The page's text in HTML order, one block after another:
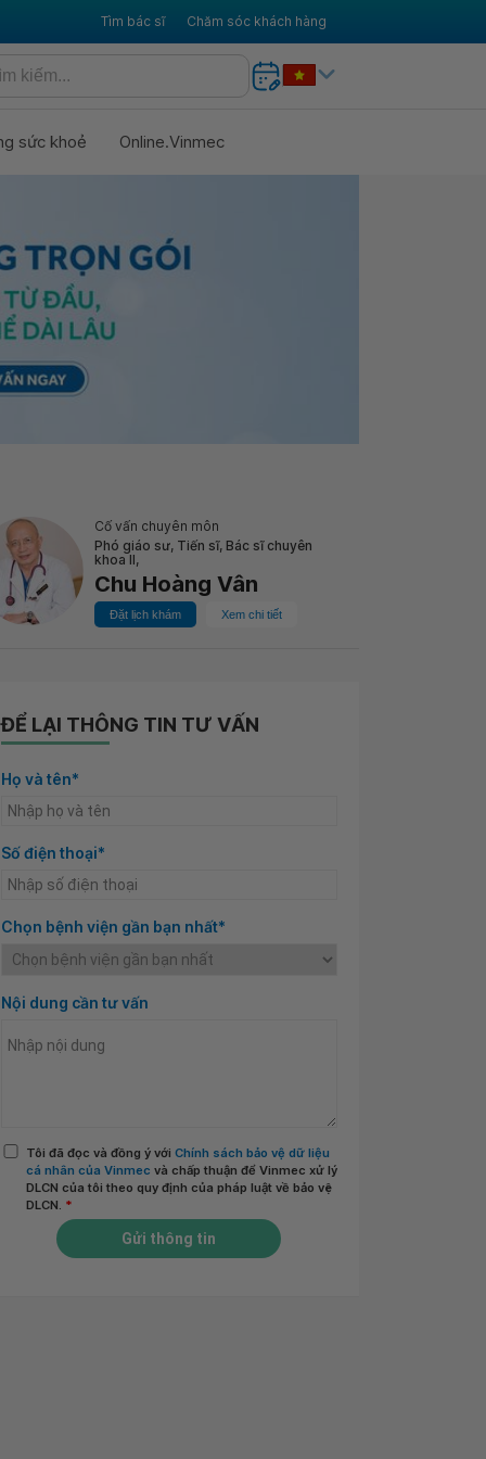
Tìm bác sĩ Chăm sóc khách hàng
sức khoẻ Online.Vinmec
Cố vấn chuyên môn
Phó giáo sư, Tiến sĩ, Bác sĩ chuyên
khoa II,
Chu Hoàng Vân
Đặt lịch khám Xem chi tiết
ĐỂ LẠI THÔNG TIN TƯ VẤN
Họ và tên*
Số điện thoại*
Chọn bệnh viện gần bạn nhất*
Nội dung cần tư vấn
Tôi đã đọc và đồng ý với Chính sách bảo vệ dữ liệu
cá nhân của Vinmec và chấp thuận để Vinmec xử lý
DLCN của tôi theo quy định của pháp luật về bảo vệ
DLCN. *
Gửi thông tin